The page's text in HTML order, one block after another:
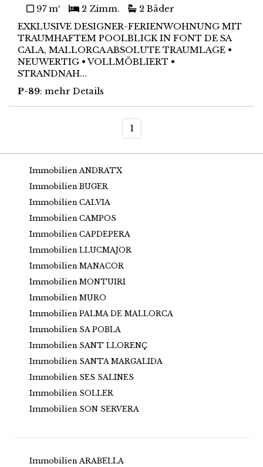
97 m² 2 Zimm.
2 Bäder
EXKLUSIVE DESIGNER-FERIENWOHNUNG MIT
TRAUMHAFTEM POOLBLICK IN FONT DE SA
CALA, MALLORCA ABSOLUTE TRAUMLAGE •
NEUWERTIG • VOLLMÖBLIERT •
STRANDNAH...
P-89: mehr Details
1
Immobilien ANDRATX
Immobilien BUGER
Immobilien CALVIA
Immobilien CAMPOS
Immobilien CAPDEPERA
Immobilien LLUCMAJOR
Immobilien MANACOR
Immobilien MONTUIRI
Immobilien MURO
Immobilien PALMA DE MALLORCA
Immobilien SA POBLA
Immobilien SANT LLORENÇ
Immobilien SANTA MARGALIDA
Immobilien SES SALINES
Immobilien SOLLER
Immobilien SON SERVERA
Immobilien ARABELLA